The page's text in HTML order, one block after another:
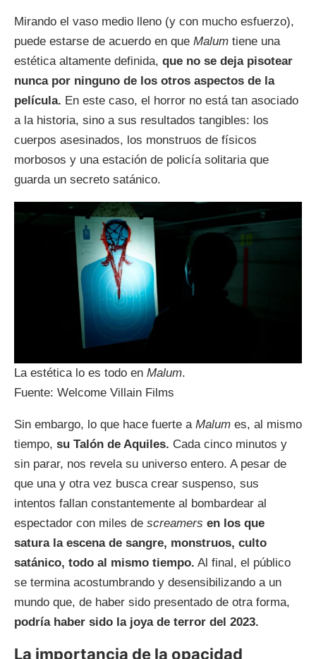
Mirando el vaso medio lleno (y con mucho esfuerzo),
puede estarse de acuerdo en que Malum tiene una
estética altamente definida, que no se deja pisotear
nunca por ninguno de los otros aspectos de la
película. En este caso, el horror no está tan asociado
a la historia, sino a sus resultados tangibles: los
cuerpos asesinados, los monstruos de físicos
morbosos y una estación de policía solitaria que
guarda un secreto satánico.
La estética lo es todo en Malum.
Fuente: Welcome Villain Films
Sin embargo, lo que hace fuerte a Malum es, al mismo
tiempo, su Talón de Aquiles. Cada cinco minutos y
sin parar, nos revela su universo entero. A pesar de
que una y otra vez busca crear suspenso, sus
intentos fallan constantemente al bombardear al
espectador con miles de screamers en los que
satura la escena de sangre, monstruos, culto
satánico, todo al mismo tiempo. Al final, el público
se termina acostumbrando y desensibilizando a un
mundo que, de haber sido presentado de otra forma,
podría haber sido la joya de terror del 2023.
La importancia de la opacidad